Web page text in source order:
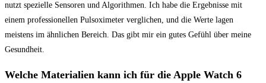
nutzt spezielle Sensoren und Algorithmen. Ich habe ​die Ergebnisse ​mit
einem ‌professionellen⁤ Pulsoximeter verglichen,⁤ und die Werte lagen
‍meistens im ähnlichen Bereich.​ Das gibt mir ein gutes Gefühl über meine
Gesundheit.
Welche Materialien kann ‌ich⁣ für die Apple‍ Watch 6